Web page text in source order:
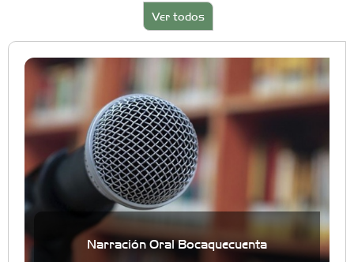
Ver todos
Narración Oral Bocaquecuenta